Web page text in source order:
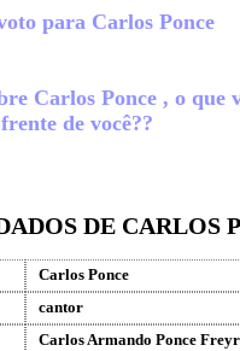
para Carlos Ponce
Carlos Ponce , o que
de você??
DE CARLOS
Carlos Ponce
cantor
Carlos Armando Ponce